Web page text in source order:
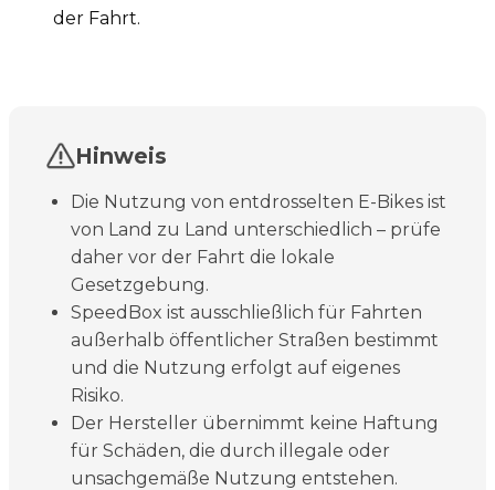
der Fahrt.
Hinweis
Die Nutzung von entdrosselten E-Bikes ist
von Land zu Land unterschiedlich – prüfe
daher vor der Fahrt die lokale
Gesetzgebung.
SpeedBox ist ausschließlich für Fahrten
außerhalb öffentlicher Straßen bestimmt
und die Nutzung erfolgt auf eigenes
Risiko.
Der Hersteller übernimmt keine Haftung
für Schäden, die durch illegale oder
unsachgemäße Nutzung entstehen.